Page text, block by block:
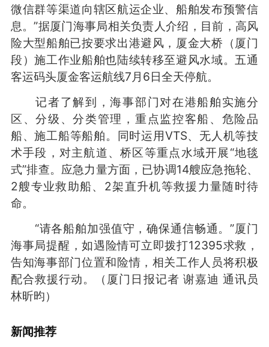
微信群等渠道向辖区航运企业、船舶发布预警信
息。”据厦门海事局相关负责人介绍，目前，高风
险大型船舶已按要求出港避风，厦金大桥（厦门
段）施工作业船舶也陆续转移至避风水域。五通
客运码头厦金客运航线7月6日全天停航。
记者了解到，海事部门对在港船舶实施分
区、分级、分类管理，重点监控客船、危险品
船、施工船等船舶。同时运用VTS、无人机等技
术手段，对主航道、桥区等重点水域开展“地毯
式”排查。应急力量方面，已协调14艘应急拖轮、
2艘专业救助船、2架直升机等救援力量随时待
命。
“请各船舶加强值守，确保通信畅通。”厦门
海事局提醒，如遇险情可立即拨打12395求救，
告知海事部门位置和险情，相关工作人员将积极
配合救援行动。（厦门日报记者 谢嘉迪 通讯员
林昕昀）
新闻推荐